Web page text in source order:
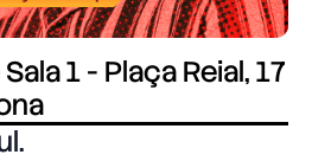
1 - Plaça Reial, 17